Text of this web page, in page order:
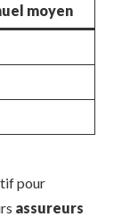
moyen
pour
assureurs